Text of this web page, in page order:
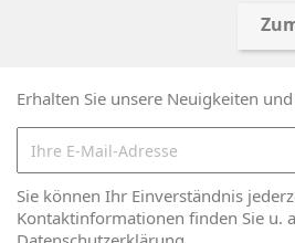
Erhalten Sie unsere Neuigkeiten
Sie können Ihr Einverständnis
Kontaktinformationen finden Sie u.